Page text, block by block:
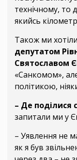
технічному, то
якийсь
Також ми
депутатом
Святославом
«Санкомом»,
політикою,
– Де поділися
запитали ми у
– Уявлення не
як я був